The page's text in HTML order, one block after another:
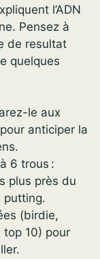
l’ADN
Pensez à
de resultat
quelques
le aux
anticiper la
6 trous :
plus près du
putting.
(birdie,
10) pour